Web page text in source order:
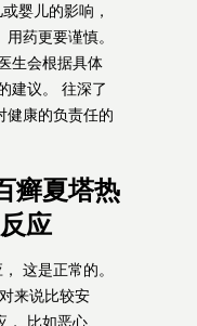
婴儿的影响，
药更要谨慎。
生会根据具体
建议。 往深了
健康的负责任的
癣夏塔热
应
这是正常的。
来说比较安
比如恶心、